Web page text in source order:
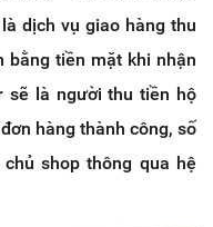
dịch vụ giao hàng thu
bằng tiền mặt khi nhận
sẽ là người thu tiền hộ
hàng thành công, số
shop thông qua hệ